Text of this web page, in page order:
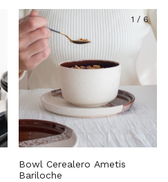
1 / 6
Bowl Cerealero Ametis
Bariloche